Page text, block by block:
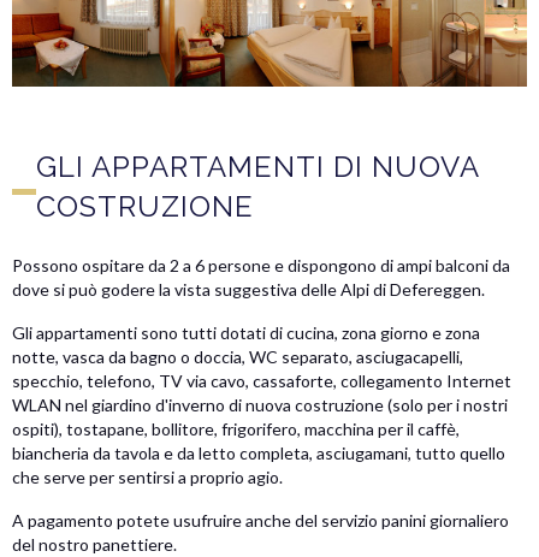
GLI APPARTAMENTI DI NUOVA
COSTRUZIONE
Possono ospitare da 2 a 6 persone e dispongono di ampi balconi da
dove si può godere la vista suggestiva delle Alpi di Defereggen.
Gli appartamenti sono tutti dotati di cucina, zona giorno e zona
notte, vasca da bagno o doccia, WC separato, asciugacapelli,
specchio, telefono, TV via cavo, cassaforte, collegamento Internet
WLAN nel giardino d'inverno di nuova costruzione (solo per i nostri
ospiti), tostapane, bollitore, frigorifero, macchina per il caffè,
biancheria da tavola e da letto completa, asciugamani, tutto quello
che serve per sentirsi a proprio agio.
A pagamento potete usufruire anche del servizio panini giornaliero
del nostro panettiere.